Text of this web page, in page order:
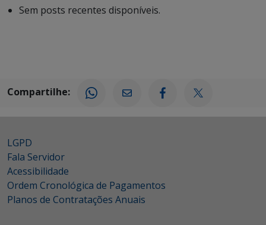
Sem posts recentes disponíveis.
Compartilhe:
LGPD
Fala Servidor
Acessibilidade
Ordem Cronológica de Pagamentos
Planos de Contratações Anuais